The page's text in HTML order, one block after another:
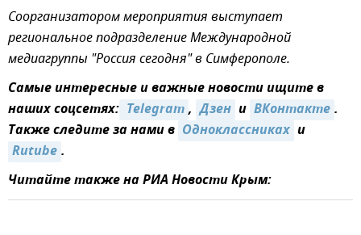
Соорганизатором мероприятия выступает
региональное подразделение Международной
медиагруппы "Россия сегодня" в Симферополе.
Самые интересные и важные новости ищите в
наших соцсетях: Telegram, Дзен и ВКонтакте.
Также следите за нами в Одноклассниках и
Rutube.
Читайте также на РИА Новости Крым: